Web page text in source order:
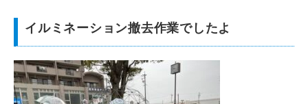
イルミネーション撤去作業でしたよ